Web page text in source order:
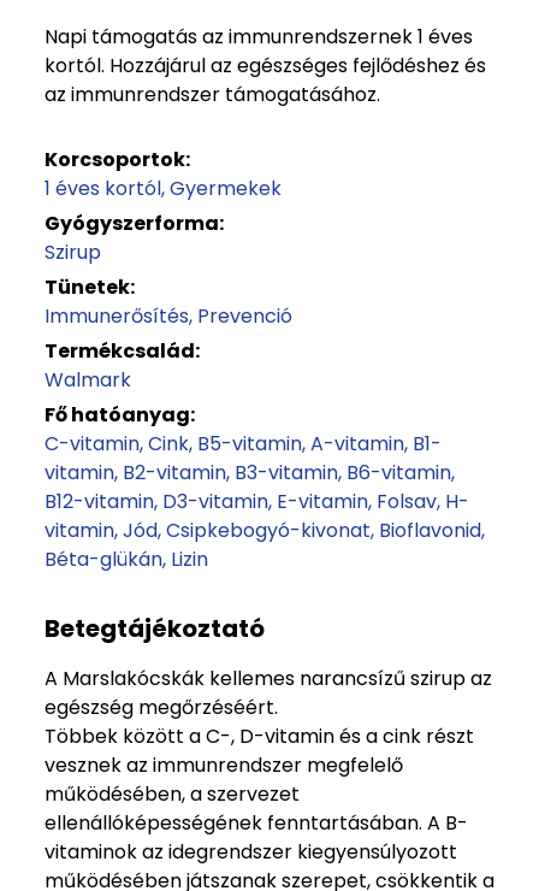
Napi támogatás az immunrendszernek 1 éves
kortól. Hozzájárul az egészséges fejlődéshez és
az immunrendszer támogatásához.
Korcsoportok:
1 éves kortól Gyermekek
Gyógyszerforma:
Szirup
Tünetek:
Immunerősítés Prevenció
Termékcsalád:
Walmark
Fő hatóanyag:
C-vitamin Cink B5-vitamin A-vitamin B1-
vitamin B2-vitamin B3-vitamin B6-vitamin
B12-vitamin D3-vitamin E-vitamin Folsav H-
vitamin Jód Csipkebogyó-kivonat Bioflavonid
Béta-glükán Lizin
Betegtájékoztató
A Marslakócskák kellemes narancsízű szirup az
egészség megőrzéséért.
Többek között a C-, D-vitamin és a cink részt
vesznek az immunrendszer megfelelő
működésében, a szervezet
ellenállóképességének fenntartásában. A B-
vitaminok az idegrendszer kiegyensúlyozott
működésében játszanak szerepet, csökkentik a